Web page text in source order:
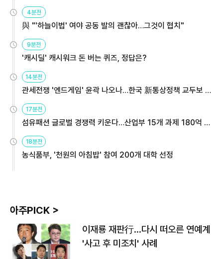
4분전
與 "'하늘이법' 여야 공동 발의 괜찮아…그것이 협치"
9분전
'캐시딜' 캐시워크 돈 버는 퀴즈, 정답은?
14분전
관세전쟁 '엔드게임' 윤곽 나오나…한국 新통상정책 교두보 활
용해야
17분전
섬유패션 글로벌 경쟁력 키운다…산업부 15개 과제 180억 지
원
18분전
농식품부, '천원의 아침밥' 참여 200개 대학 선정
아주PICK >
이재룡 재판行…다시 떠오른 연예계
'사고 후 미조치' 사례